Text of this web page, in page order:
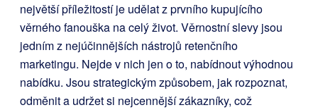
největší příležitostí je udělat z prvního kupujícího
věrného fanouška na celý život. Věrnostní slevy jsou
jedním z nejúčinnějších nástrojů retenčního
marketingu. Nejde v nich jen o to, nabídnout výhodnou
nabídku. Jsou strategickým způsobem, jak rozpoznat,
odměnit a udržet si nejcennější zákazníky, což